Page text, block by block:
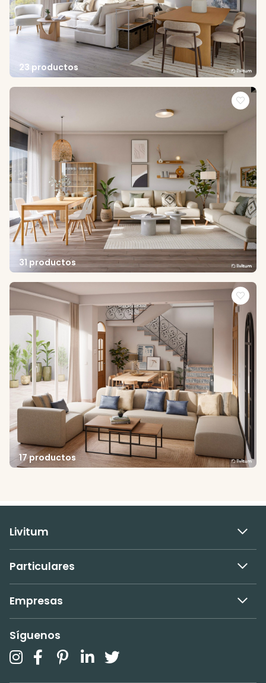
23 productos
31 productos
17 productos
Livitum
Particulares
Empresas
Síguenos